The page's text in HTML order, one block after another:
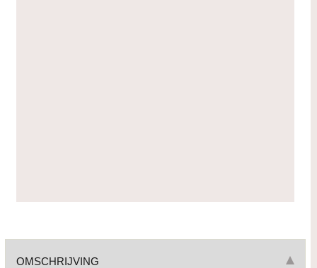
OMSCHRIJVING